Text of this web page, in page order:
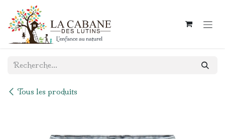
Se rendre au contenu
Tous les produits